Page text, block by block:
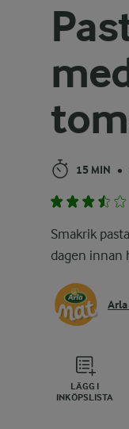
15 MIN •
Smakrik
dagen innan
LÄGG I
INKÖPSLISTA